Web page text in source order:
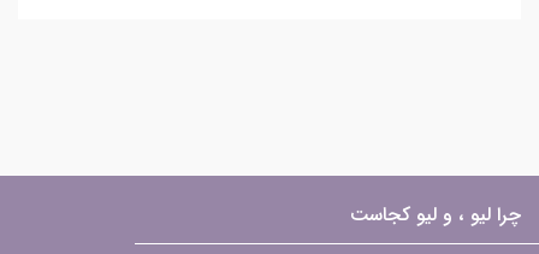
چرا لیو ، و لیو کجاست